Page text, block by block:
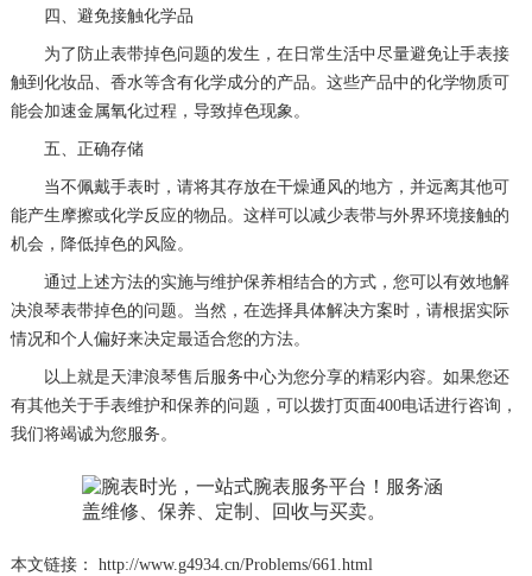
四、避免接触化学品
为了防止表带掉色问题的发生，在日常生活中尽量避免让手表接
触到化妆品、香水等含有化学成分的产品。这些产品中的化学物质可
能会加速金属氧化过程，导致掉色现象。
五、正确存储
当不佩戴手表时，请将其存放在干燥通风的地方，并远离其他可
能产生摩擦或化学反应的物品。这样可以减少表带与外界环境接触的
机会，降低掉色的风险。
通过上述方法的实施与维护保养相结合的方式，您可以有效地解
决浪琴表带掉色的问题。当然，在选择具体解决方案时，请根据实际
情况和个人偏好来决定最适合您的方法。
以上就是天津浪琴售后服务中心为您分享的精彩内容。如果您还
有其他关于手表维护和保养的问题，可以拨打页面400电话进行咨询，
我们将竭诚为您服务。
本文链接： http://www.g4934.cn/Problems/661.html